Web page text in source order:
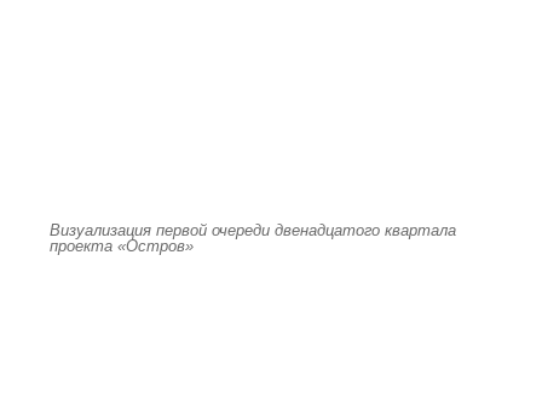
Визуализация первой очереди двенадцатого квартала
проекта «Остров»